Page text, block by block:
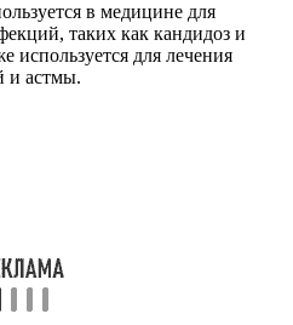
в медицине для
таких как кандидоз и
используется для лечения
и астмы.